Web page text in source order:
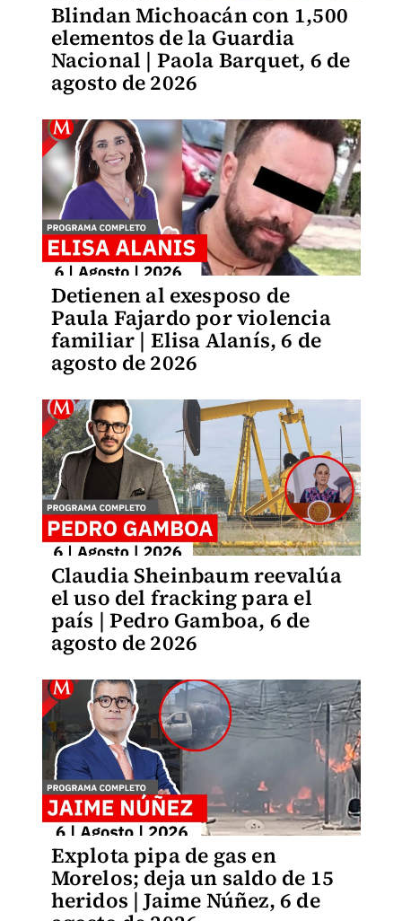
Blindan Michoacán con 1,500
elementos de la Guardia
Nacional | Paola Barquet, 6 de
agosto de 2026
Detienen al exesposo de
Paula Fajardo por violencia
familiar | Elisa Alanís, 6 de
agosto de 2026
Claudia Sheinbaum reevalúa
el uso del fracking para el
país | Pedro Gamboa, 6 de
agosto de 2026
Explota pipa de gas en
Morelos; deja un saldo de 15
heridos | Jaime Núñez, 6 de